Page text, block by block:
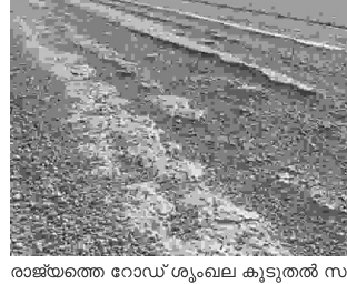
രാജ്യത്തെ റോഡ് ശൃംഖല കൂടുതൽ